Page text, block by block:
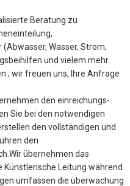
Beratung zu
Wasser, Strom,
und vielem mehr.
; wir freuen uns, Ihre Anfrage
den einreichungs-
Sie bei den notwendigen
den vollständigen und
den
übernehmen das
Leitung während
umfassen die überwachung